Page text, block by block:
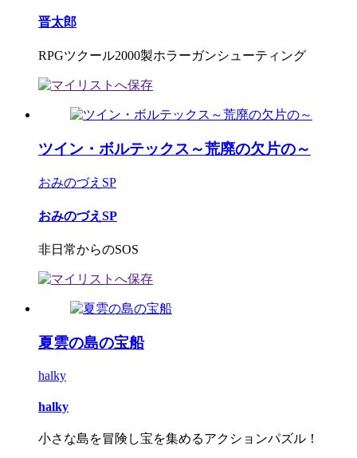
晋太郎
RPGツクール2000製ホラーガンシューティング
ツイン・ボルテックス～荒廃の欠片の～
おみのづえSP
おみのづえSP
非日常からのSOS
夏雲の島の宝船
halky
halky
小さな島を冒険し宝を集めるアクションパズル！